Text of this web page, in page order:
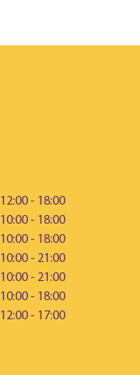
12:00 - 18:00
10:00 - 18:00
10:00 - 18:00
10:00 - 21:00
10:00 - 21:00
10:00 - 18:00
12:00 - 17:00